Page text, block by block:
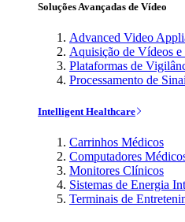
Soluções Avançadas de Vídeo
Advanced Video
Aquisição de Vídeos
Plataformas de
Processamento de
Intelligent Healthcare
Carrinhos Médicos
Computadores
Monitores Clínicos
Sistemas de Energia
Terminais de